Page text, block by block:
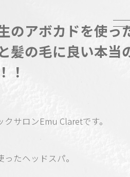
のアボカドを使っ
髪の毛に良い本当
！
サロンEmu Claretです。
たヘッドスパ。